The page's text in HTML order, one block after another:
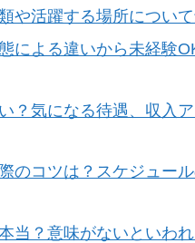
や活躍する場所について
による違いから未経験
？気になる待遇、収入
のコツは？スケジュー
当？意味がないといわ